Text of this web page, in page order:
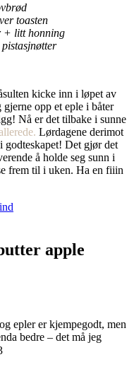
toasten
+ litt honning
kicke inn i løpet av
opp et eple i båter
Nå er det tilbake i sunne
Lørdagene derimot
Det gjør det
å holde seg sunn i
frem til i uken. Ha en fiiin
apple
epler er kjempegodt, men
bedre – det må jeg